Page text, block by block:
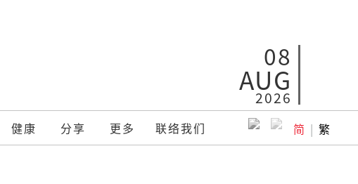
08
AUG
2026
健康 分享 更多 联络我们 简 | 繁